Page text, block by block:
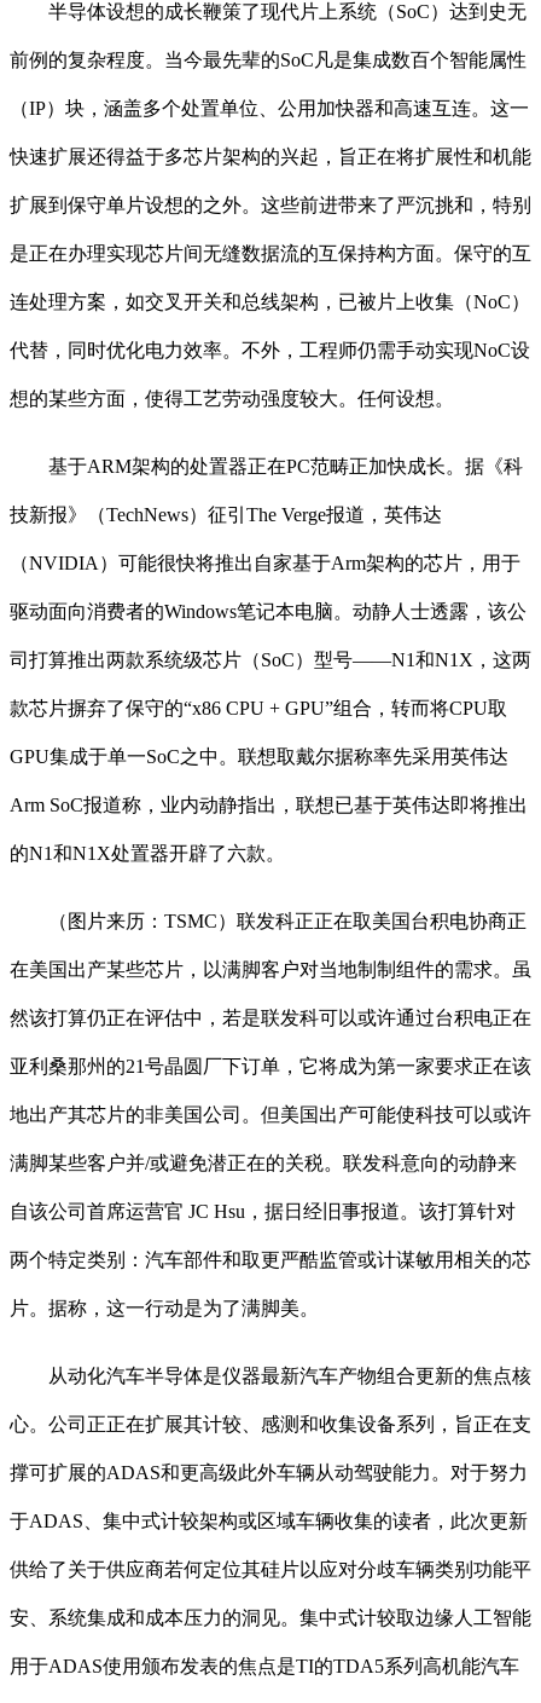
半导体设想的成长鞭策了现代片上系统（SoC）达到史无
前例的复杂程度。当今最先辈的SoC凡是集成数百个智能属性
（IP）块，涵盖多个处置单位、公用加快器和高速互连。这一
快速扩展还得益于多芯片架构的兴起，旨正在将扩展性和机能
扩展到保守单片设想的之外。这些前进带来了严沉挑和，特别
是正在办理实现芯片间无缝数据流的互保持构方面。保守的互
连处理方案，如交叉开关和总线架构，已被片上收集（NoC）
代替，同时优化电力效率。不外，工程师仍需手动实现NoC设
想的某些方面，使得工艺劳动强度较大。任何设想。
基于ARM架构的处置器正在PC范畴正加快成长。据《科
技新报》（TechNews）征引The Verge报道，英伟达
（NVIDIA）可能很快将推出自家基于Arm架构的芯片，用于
驱动面向消费者的Windows笔记本电脑。动静人士透露，该公
司打算推出两款系统级芯片（SoC）型号——N1和N1X，这两
款芯片摒弃了保守的“x86 CPU + GPU”组合，转而将CPU取
GPU集成于单一SoC之中。联想取戴尔据称率先采用英伟达
Arm SoC报道称，业内动静指出，联想已基于英伟达即将推出
的N1和N1X处置器开辟了六款。
（图片来历：TSMC）联发科正正在取美国台积电协商正
在美国出产某些芯片，以满脚客户对当地制制组件的需求。虽
然该打算仍正在评估中，若是联发科可以或许通过台积电正在
亚利桑那州的21号晶圆厂下订单，它将成为第一家要求正在该
地出产其芯片的非美国公司。但美国出产可能使科技可以或许
满脚某些客户并/或避免潜正在的关税。联发科意向的动静来
自该公司首席运营官 JC Hsu，据日经旧事报道。该打算针对
两个特定类别：汽车部件和取更严酷监管或计谋敏用相关的芯
片。据称，这一行动是为了满脚美。
从动化汽车半导体是仪器最新汽车产物组合更新的焦点核
心。公司正正在扩展其计较、感测和收集设备系列，旨正在支
撑可扩展的ADAS和更高级此外车辆从动驾驶能力。对于努力
于ADAS、集中式计较架构或区域车辆收集的读者，此次更新
供给了关于供应商若何定位其硅片以应对分歧车辆类别功能平
安、系统集成和成本压力的洞见。集中式计较取边缘人工智能
用于ADAS使用颁布发表的焦点是TI的TDA5系列高机能汽车